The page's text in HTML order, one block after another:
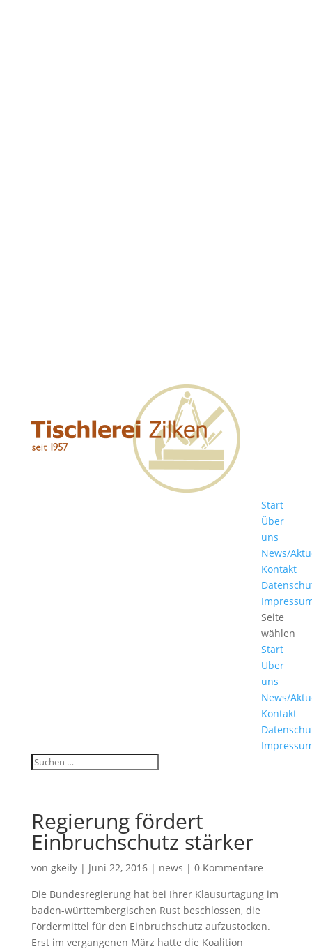
Start
Über
uns
News/
Kontakt
Seite
wählen
Start
Über
uns
News/
Kontakt
Regierung fördert
Einbruchschutz stärker
von gkeily| Juni 22, 2016| news | 0 Kommentare
Die Bundesregierung hat bei Ihrer Klausurtagung im
baden-württembergischen Rust beschlossen, die
Fördermittel für den Einbruchschutz aufzustocken.
Erst im vergangenen März hatte die Koalition